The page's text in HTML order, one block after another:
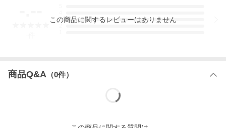
3
この商品に関するレビューはありません
商品Q&A （0件）